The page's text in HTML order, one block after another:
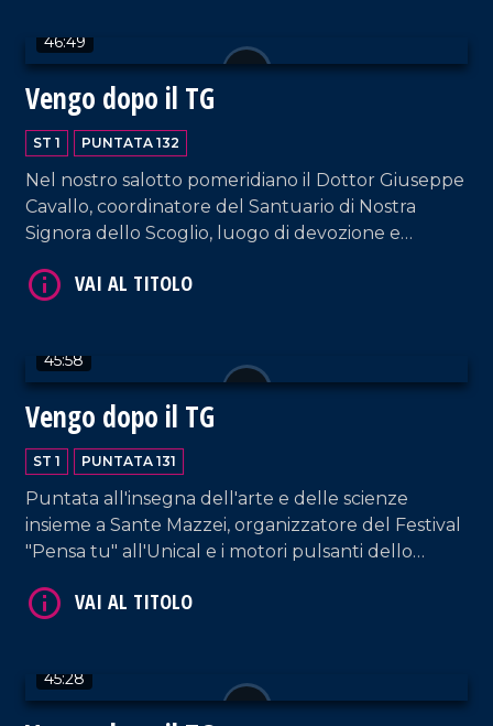
46:49
Vengo dopo il TG
ST 1 PUNTATA 132
Nel nostro salotto pomeridiano il Dottor Giuseppe
Cavallo, coordinatore del Santuario di Nostra
Signora dello Scoglio, luogo di devozione e
come la "Lourdes italiana".
45:58
Vengo dopo il TG
ST 1 PUNTATA 131
Puntata all'insegna dell'arte e delle scienze
insieme a Sante Mazzei, organizzatore del Festival
"Pensa tu" all'Unical e i motori pulsanti dello
adattamento del celebre romanzo dello scrittore
45:28
VAI AL TITOLO
VAI AL TITOLO